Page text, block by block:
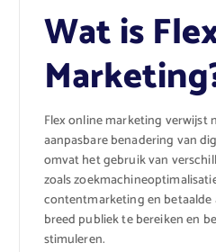
Wat is
Flex online marketing verwijst
aanpasbare benadering van
omvat het gebruik van
zoals
contentmarketing en betaalde
breed publiek te bereiken en
stimuleren.